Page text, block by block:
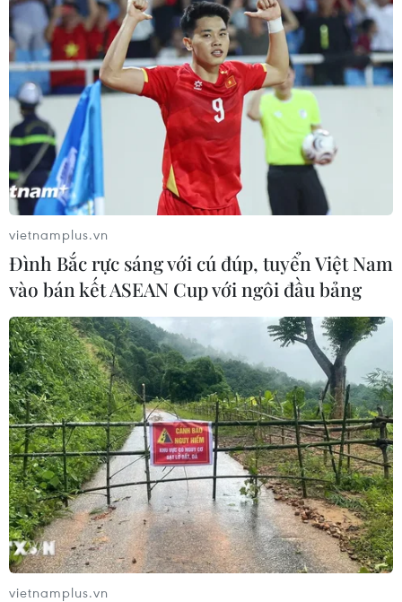
vietnamplus.vn
Đình Bắc rực sáng với cú đúp, tuyển Việt Nam
vào bán kết ASEAN Cup với ngôi đầu bảng
vietnamplus.vn